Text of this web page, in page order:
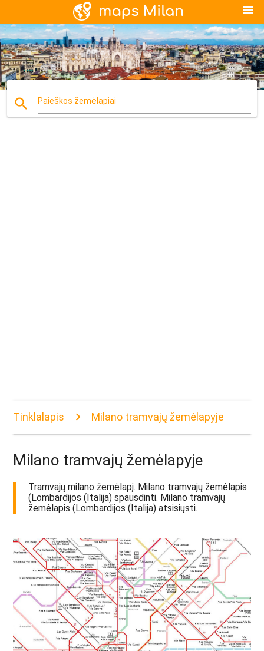
menu
search Paieškos žemėlapiai
Tinklalapis Milano tramvajų žemėlapyje
Milano tramvajų žemėlapyje
Tramvajų milano žemėlapį. Milano tramvajų žemėlapis
(Lombardijos (Italija) spausdinti. Milano tramvajų
žemėlapis (Lombardijos (Italija) atsisiųsti.